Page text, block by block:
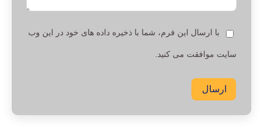
با ارسال این فرم، شما با ذخیره داده های خود در این وب
سایت موافقت می کنید.
ارسال